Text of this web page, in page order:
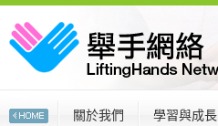
關於我們 學習與成長